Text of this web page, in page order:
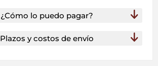
¿Cómo lo puedo pagar?
Plazos y costos de envío